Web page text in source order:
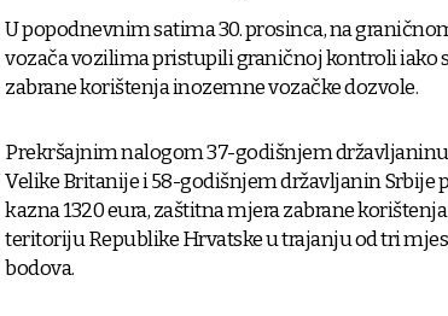
U popodnevnim satima 30. prosinca, na
vozača vozilima pristupili graničnoj kontroli iako
zabrane korištenja inozemne vozačke dozvole.
Prekršajnim nalogom 37-godišnjem
Velike Britanije i 58-godišnjem državljanin Srbije
kazna 1320 eura, zaštitna mjera zabrane
teritoriju Republike Hrvatske u trajanju od tri
bodova.